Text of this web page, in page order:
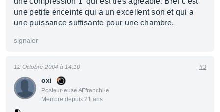
une petite enceinte qui a un excellent son et qui a
une puissance suffisante pour une chambre.
signaler
oxi
Posteur·euse AFfranchi·e
Membre depuis 21 ans
12 Octobre 2004 à 14:10 #3